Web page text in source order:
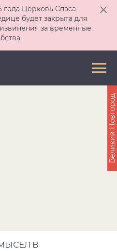
года Церковь Спаса
будет закрыта для
за временные
В
Великий Новгород